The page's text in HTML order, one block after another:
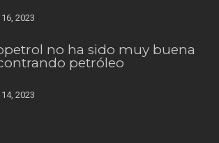
2023
no ha sido muy buena
petróleo
2023